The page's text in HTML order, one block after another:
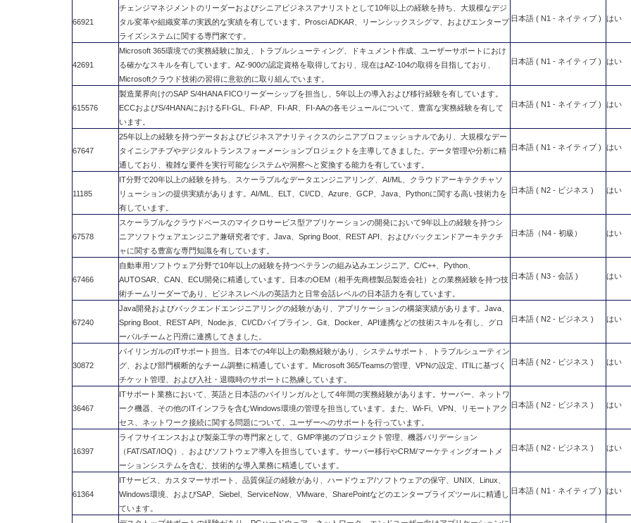
66921
チェンジマネジメントのリーダーおよびシニアビジネスアナリストとして10年以上の経験を持ち、大規模なデジ
タル変革や組織変革の実践的な実績を有しています。Prosci ADKAR、リーンシックスシグマ、およびエンタープ
ライズシステムに関する専門家です。
日本語 ( N1 - ネイティブ ) はい
42691
Microsoft 365環境での実務経験に加え、トラブルシューティング、ドキュメント作成、ユーザーサポートにおけ
る確かなスキルを有しています。AZ-900の認定資格を取得しており、現在はAZ-104の取得を目指しており、
Microsoftクラウド技術の習得に意欲的に取り組んでいます。
日本語 ( N1 - ネイティブ ) はい
615576
製造業界向けのSAP S/4HANA FICOリーダーシップを担当し、5年以上の導入および移行経験を有しています。
ECCおよびS/4HANAにおけるFI-GL、FI-AP、FI-AR、FI-AAの各モジュールについて、豊富な実務経験を有して
います。
日本語 ( N1 - ネイティブ ) はい
67647
25年以上の経験を持つデータおよびビジネスアナリティクスのシニアプロフェッショナルであり、大規模なデー
タイニシアチブやデジタルトランスフォーメーションプロジェクトを主導してきました。データ管理や分析に精
通しており、複雑な要件を実行可能なシステムや洞察へと変換する能力を有しています。
日本語 ( N1 - ネイティブ ) はい
11185
IT分野で20年以上の経験を持ち、スケーラブルなデータエンジニアリング、AI/ML、クラウドアーキテクチャソ
リューションの提供実績があります。AI/ML、ELT、CI/CD、Azure、GCP、Java、Pythonに関する高い技術力を
有しています。
日本語 ( N2 - ビジネス ) はい
67578
スケーラブルなクラウドベースのマイクロサービス型アプリケーションの開発において9年以上の経験を持つシ
ニアソフトウェアエンジニア兼研究者です。Java、Spring Boot、REST API、およびバックエンドアーキテクチ
ャに関する豊富な専門知識を有しています。
日本語（N4 - 初級） はい
67466
自動車用ソフトウェア分野で10年以上の経験を持つベテランの組み込みエンジニア。C/C++、Python、
AUTOSAR、CAN、ECU開発に精通しています。日本のOEM（相手先商標製品製造会社）との業務経験を持つ技
術チームリーダーであり、ビジネスレベルの英語力と日常会話レベルの日本語力を有しています。
日本語 ( N3 - 会話 ) はい
67240
Java開発およびバックエンドエンジニアリングの経験があり、アプリケーションの構築実績があります。Java、
Spring Boot、REST API、Node.js、CI/CDパイプライン、Git、Docker、API連携などの技術スキルを有し、グロ
ーバルチームと円滑に連携してきました。
日本語 ( N2 - ビジネス ) はい
30872
バイリンガルのITサポート担当。日本での4年以上の勤務経験があり、システムサポート、トラブルシューティン
グ、および部門横断的なチーム調整に精通しています。Microsoft 365/Teamsの管理、VPNの設定、ITILに基づく
チケット管理、および入社・退職時のサポートに熟練しています。
日本語 ( N2 - ビジネス ) はい
36467
ITサポート業務において、英語と日本語のバイリンガルとして4年間の実務経験があります。サーバー、ネットワ
ーク機器、その他のITインフラを含むWindows環境の管理を担当しています。また、Wi-Fi、VPN、リモートアク
セス、ネットワーク接続に関する問題について、ユーザーへのサポートを行っています。
日本語 ( N2 - ビジネス ) はい
16397
ライフサイエンスおよび製薬工学の専門家として、GMP準拠のプロジェクト管理、機器バリデーション
（FAT/SAT/IOQ）、およびソフトウェア導入を担当しています。サーバー移行やCRM/マーケティングオートメ
ーションシステムを含む、技術的な導入業務に精通しています。
日本語 ( N2 - ビジネス ) はい
61364
ITサービス、カスタマーサポート、品質保証の経験があり、ハードウェア/ソフトウェアの保守、UNIX、Linux、
Windows環境、およびSAP、Siebel、ServiceNow、VMware、SharePointなどのエンタープライズツールに精通し
ています。
日本語 ( N1 - ネイティブ ) はい